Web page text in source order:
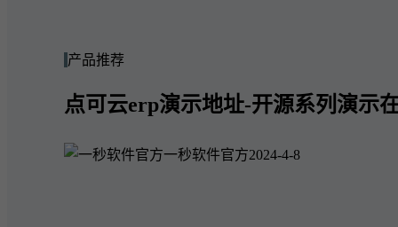
产品推荐
点可云erp演示地址-开源系列演示
一秒软件官方2024-4-8